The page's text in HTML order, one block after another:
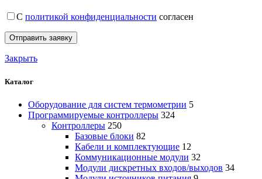
С политикой конфиденциальности согласен
Закрыть
Каталог
Оборудование для систем термометрии 5
Программируемые контроллеры 324
Контроллеры 250
Базовые блоки 82
Кабели и комплектующие 12
Коммуникационные модули 32
Модули дискретных входов/выходов 34